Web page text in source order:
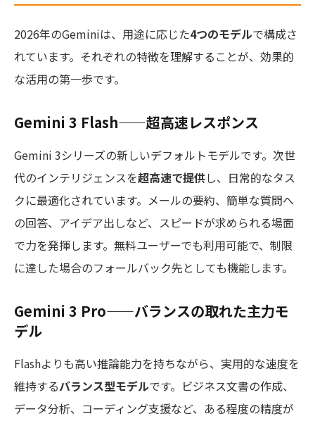
2026年のGeminiは、用途に応じた4つのモデルで構成さ
れています。それぞれの特徴を理解することが、効果的
な活用の第一歩です。
Gemini 3 Flash——超高速レスポンス
Gemini 3シリーズの新しいデフォルトモデルです。次世
代のインテリジェンスを超高速で提供し、日常的なタス
クに最適化されています。メールの要約、簡単な質問へ
の回答、アイデア出しなど、スピードが求められる場面
で力を発揮します。無料ユーザーでも利用可能で、制限
に達した場合のフォールバック先としても機能します。
Gemini 3 Pro——バランスの取れた主力モ
デル
Flashよりも高い推論能力を持ちながら、実用的な速度を
維持するバランス型モデルです。ビジネス文書の作成、
データ分析、コーディング支援など、ある程度の精度が